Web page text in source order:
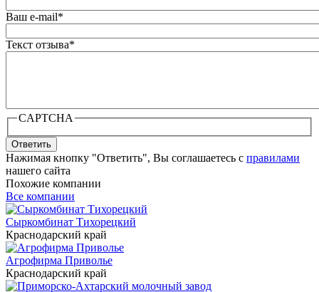
Ваш e-mail*
Текст отзыва*
CAPTCHA
Ответить
Нажимая кнопку "Ответить", Вы соглашаетесь с правилами
нашего сайта
Похожие компании
Все компании
Сыркомбинат Тихорецкий
Краснодарский край
Агрофирма Приволье
Краснодарский край